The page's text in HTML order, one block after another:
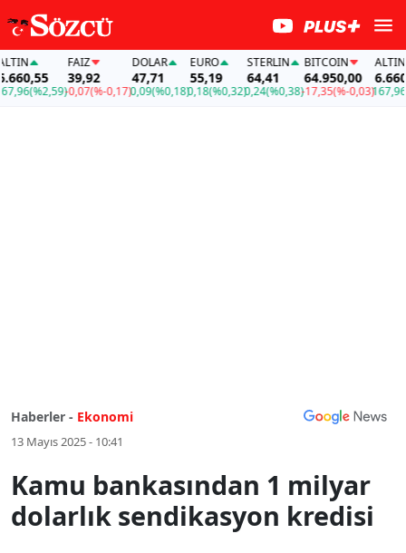
(%2,59)
FAİZ
39,92
-0,07(%-0,17)
DOLAR
47,71
0,09(%0,18)
EURO
55,19
0,18(%0,32)
STERLIN
64,41
0,24(%0,38)
BITCOIN
64.950,00
-17,35(%-0,03)
ALTIN
167,96
Haberler - Ekonomi
13 Mayıs 2025 - 10:41
Kamu bankasından 1 milyar
dolarlık sendikasyon kredisi